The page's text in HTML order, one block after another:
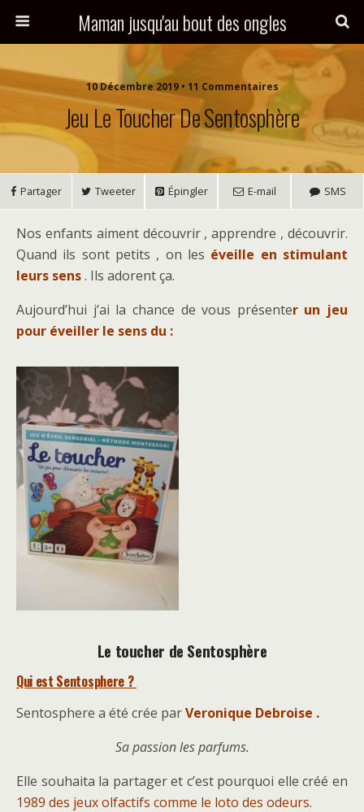
Maman jusqu'au bout des ongles
10 Décembre 2019 • 11 Commentaires
Jeu Le Toucher De Sentosphère
Partager Tweeter Épingler E-mail SMS
Nos enfants aiment découvrir , apprendre , découvrir.
Quand ils sont petits , on les éveille en stimulant
leurs sens. Ils adorent ça.
Aujourd’hui j’ai la chance de vous présenter un jeu
pour éveiller le sens du :
Le toucher de Sentosphère
Qui est Sentosphere ?
Sentosphere a été crée parVeronique Debroise .
Sa passion les parfums.
Elle souhaita la partager et c’est pourquoi elle créé en
1989 des jeux olfactifs comme le loto des odeurs.